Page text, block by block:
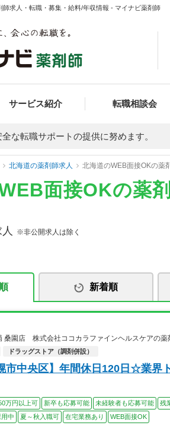
師求人・転職・募集・給料/年収情報 - マイナビ薬剤師
サービス紹介 転職相談会
な転職サポートの提供に努めます。
北海道の薬剤師求人 北海道のWEB面接OKの薬
面接OKの薬
※非公開求人は除く
新着順
桑園店 株式会社ココカラファインヘルスケアの薬
ドラッグストア（調剤併設）
市中央区】年間休日120日☆業界
万円以上可 新卒も応募可能 未経験者も応募可能 残
中
夏～秋入職可 在宅業務あり WEB面接OK